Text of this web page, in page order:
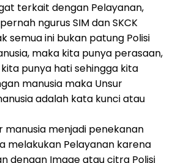
terkait dengan Pelayanan,
ngurus SIM dan SKCK
semua ini bukan patung Polisi
maka kita punya perasaan,
punya hati sehingga kita
manusia maka Unsur
adalah kata kunci atau
manusia menjadi penekanan
melakukan Pelayanan karena
dengan Image atau citra Polisi